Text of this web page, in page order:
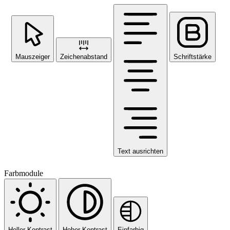
Mauszeiger Zeichenabstand
Text ausrichten
Schriftstärke
Farbmodule